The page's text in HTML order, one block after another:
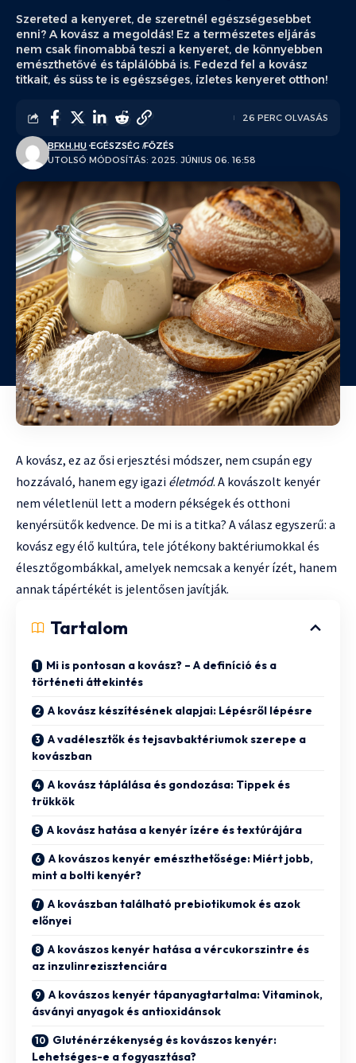
Szereted a kenyeret, de szeretnél egészségesebbet
enni? A kovász a megoldás! Ez a természetes eljárás
nem csak finomabbá teszi a kenyeret, de könnyebben
emészthetővé és táplálóbbá is. Fedezd fel a kovász
titkait, és süss te is egészséges, ízletes kenyeret otthon!
UTOLSÓ MÓDOSÍTÁS: 2025. JÚNIUS 06. 16:58
BFKH.HU EGÉSZSÉG FŐZÉS
26 PERC OLVASÁS
A kovász, ez az ősi erjesztési módszer, nem csupán egy
hozzávaló, hanem egy igazi életmód. A kovászolt kenyér
nem véletlenül lett a modern pékségek és otthoni
kenyérsütők kedvence. De mi is a titka? A válasz egyszerű: a
kovász egy élő kultúra, tele jótékony baktériumokkal és
élesztőgombákkal, amelyek nemcsak a kenyér ízét, hanem
annak tápértékét is jelentősen javítják.
Tartalom
Mi is pontosan a kovász? – A definíció és a
történeti áttekintés
A kovász készítésének alapjai: Lépésről lépésre
A vadélesztők és tejsavbaktériumok szerepe a
kovászban
A kovász táplálása és gondozása: Tippek és
trükkök
A kovász hatása a kenyér ízére és textúrájára
A kovászos kenyér emészthetősége: Miért jobb,
mint a bolti kenyér?
A kovászban található prebiotikumok és azok
előnyei
A kovászos kenyér hatása a vércukorszintre és
az inzulinrezisztenciára
A kovászos kenyér tápanyagtartalma: Vitaminok,
ásványi anyagok és antioxidánsok
Gluténérzékenység és kovászos kenyér:
Lehetséges-e a fogyasztása?